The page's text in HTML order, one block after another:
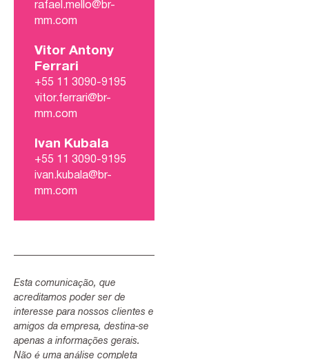
rafael.mello@br-
mm.com
Vitor Antony
Ferrari
+55 11 3090-9195
vitor.ferrari@br-
mm.com
Ivan Kubala
+55 11 3090-9195
ivan.kubala@br-
mm.com
Esta comunicação, que
acreditamos poder ser de
interesse para nossos clientes e
amigos da empresa, destina-se
apenas a informações gerais.
Não é uma análise completa